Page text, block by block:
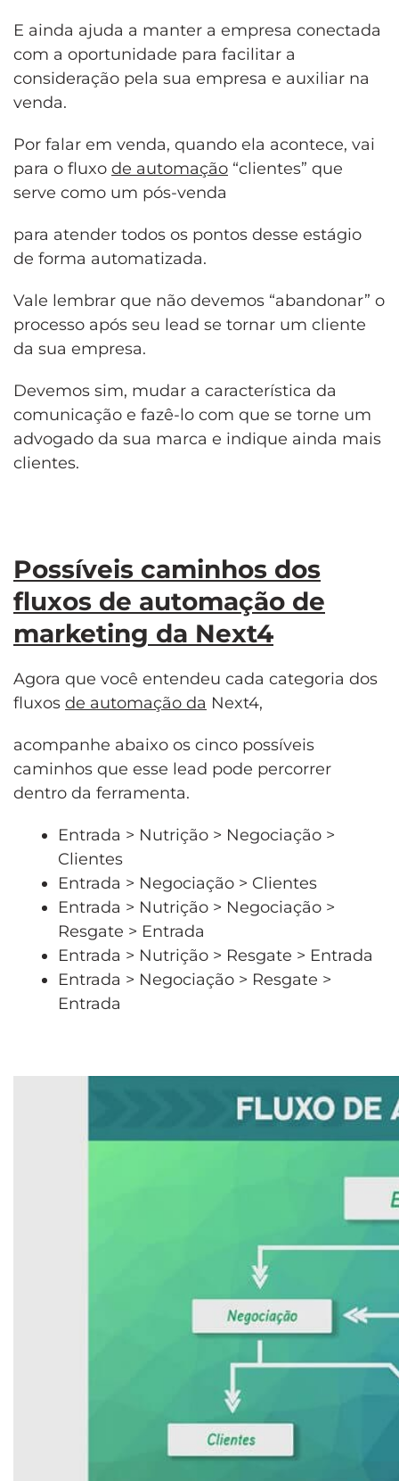
E ainda ajuda a manter a empresa conectada
com a oportunidade para facilitar a
consideração pela sua empresa e auxiliar na
venda.
Por falar em venda, quando ela acontece, vai
para o fluxo de automação “clientes” que
serve como um pós-venda
para atender todos os pontos desse estágio
de forma automatizada.
Vale lembrar que não devemos “abandonar” o
processo após seu lead se tornar um cliente
da sua empresa.
Devemos sim, mudar a característica da
comunicação e fazê-lo com que se torne um
advogado da sua marca e indique ainda mais
clientes.
Possíveis caminhos dos
fluxos de automação de
marketing da Next4
Agora que você entendeu cada categoria dos
fluxos de automação da Next4,
acompanhe abaixo os cinco possíveis
caminhos que esse lead pode percorrer
dentro da ferramenta.
Entrada > Nutrição > Negociação >
Clientes
Entrada > Negociação > Clientes
Entrada > Nutrição > Negociação >
Resgate > Entrada
Entrada > Nutrição > Resgate > Entrada
Entrada > Negociação > Resgate >
Entrada